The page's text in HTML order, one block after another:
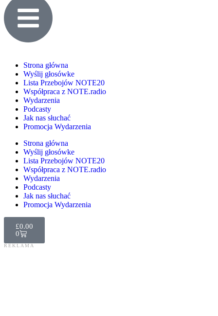
Strona główna
Wyślij głosówke
Lista Przebojów NOTE20
Współpraca z NOTE.radio
Wydarzenia
Podcasty
Jak nas słuchać
Promocja Wydarzenia
Strona główna
Wyślij głosówke
Lista Przebojów NOTE20
Współpraca z NOTE.radio
Wydarzenia
Podcasty
Jak nas słuchać
Promocja Wydarzenia
£0.00
0